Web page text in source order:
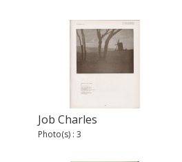
Job Charles
Photo(s) : 3